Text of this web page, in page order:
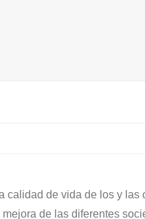
calidad de vida de los y
de las diferentes